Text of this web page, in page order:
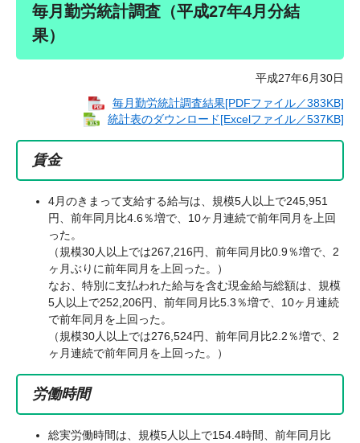
毎月勤労統計調査（平成27年4月分結
果）
平成27年6月30日
毎月勤労統計調査結果[PDFファイル／383KB]
統計表のダウンロード[Excelファイル／537KB]
賃金
4月のきまって支給する給与は、規模5人以上で245,951
円、前年同月比4.6％増で、10ヶ月連続で前年同月を上回
った。
（規模30人以上では267,216円、前年同月比0.9％増で、2
ヶ月ぶりに前年同月を上回った。）
なお、特別に支払われた給与を含む現金給与総額は、規模
5人以上で252,206円、前年同月比5.3％増で、10ヶ月連続
で前年同月を上回った。
（規模30人以上では276,524円、前年同月比2.2％増で、2
ヶ月連続で前年同月を上回った。）
労働時間
総実労働時間は、規模5人以上で154.4時間、前年同月比